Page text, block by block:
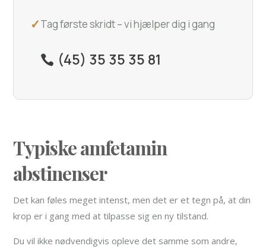
✓Tag første skridt – vi hjælper dig i gang
(45) 35 35 35 81
Typiske amfetamin
abstinenser
Det kan føles meget intenst, men det er et tegn på, at din
krop er i gang med at tilpasse sig en ny tilstand.
Du vil ikke nødvendigvis opleve det samme som andre,